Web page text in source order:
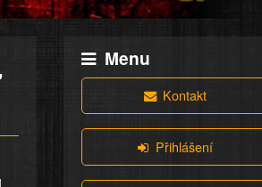
Menu
Kontakt
Přihlášení